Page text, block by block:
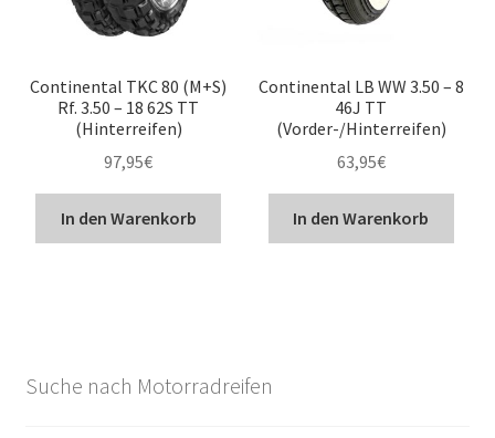
Continental TKC 80 (M+S)
Rf. 3.50 – 18 62S TT
(Hinterreifen)
97,95€
In den Warenkorb
Continental LB WW 3.50 – 8
46J TT
(Vorder-/Hinterreifen)
63,95€
In den Warenkorb
Suche nach Motorradreifen